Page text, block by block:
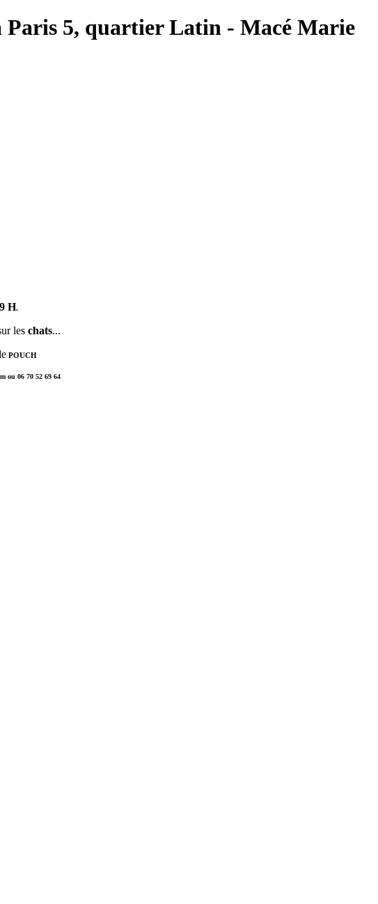
Paris 5, quartier Latin - Macé Marie
H.
les chats...
POUCH
ou 06 70 52 69 64